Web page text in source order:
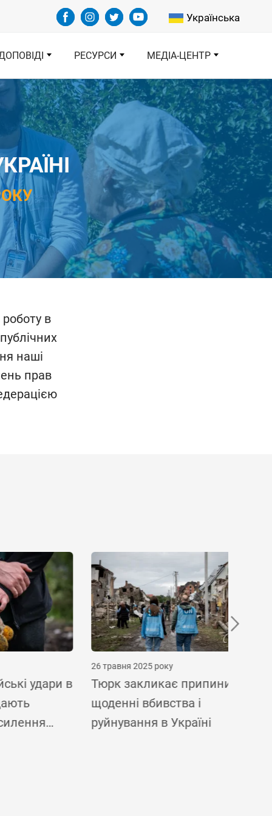
Select your
Українська
РЕСУРСИ МЕДІА-ЦЕНТР
в
наші
прав
в
26 травня 2025 року
Тюрк закликає припинити
щоденні вбивства і
руйнування в Україні